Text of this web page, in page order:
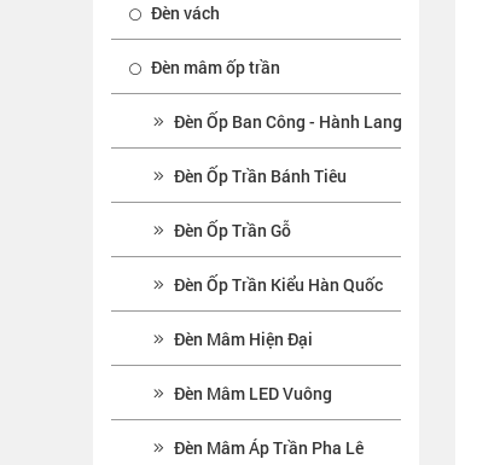
Đèn vách
Đèn mâm ốp trần
Đèn Ốp Ban Công - Hành Lang
Đèn Ốp Trần Bánh Tiêu
Đèn Ốp Trần Gỗ
Đèn Ốp Trần Kiểu Hàn Quốc
Đèn Mâm Hiện Đại
Đèn Mâm LED Vuông
Đèn Mâm Áp Trần Pha Lê